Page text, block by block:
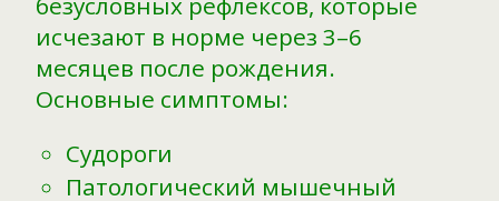
исчезают в норме через 3–6
месяцев после рождения.
Основные симптомы:
Судороги
Патологический мышечный